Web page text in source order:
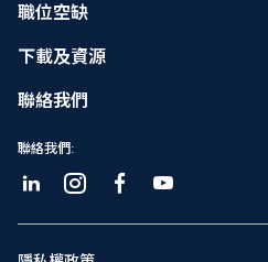
職位空缺
下載及資源
聯絡我們
聯絡我們: